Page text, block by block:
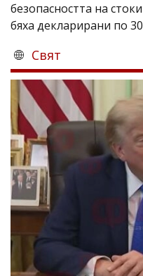
безопасността на
бяха декларирани по
Свят